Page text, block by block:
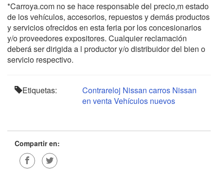
*Carroya.com no se hace responsable del precio,m estado
de los vehículos, accesorios, repuestos y demás productos
y servicios ofrecidos en esta feria por los concesionarios
y/o proveedores expositores. Cualquier reclamación
deberá ser dirigida a l productor y/o distribuidor del bien o
servicio respectivo.
Etiquetas: Contrareloj Nissan carros Nissan
en ventaVehículos nuevos
Compartir en: